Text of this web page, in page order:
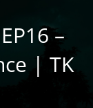
EP16 –
| TK